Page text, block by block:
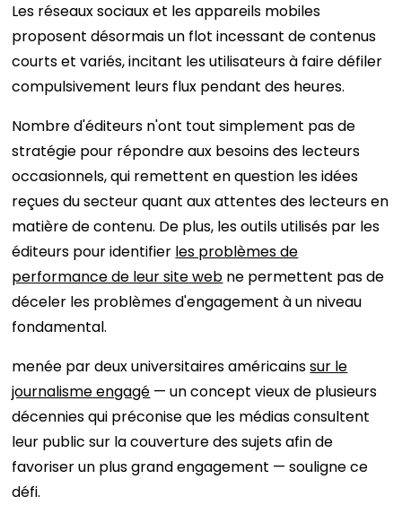
Les réseaux sociaux et les appareils mobiles
proposent désormais un flot incessant de contenus
courts et variés, incitant les utilisateurs à faire défiler
compulsivement leurs flux pendant des heures.
Nombre d'éditeurs n'ont tout simplement pas de
stratégie pour répondre aux besoins des lecteurs
occasionnels, qui remettent en question les idées
reçues du secteur quant aux attentes des lecteurs en
matière de contenu. De plus, les outils utilisés par les
éditeurs pour identifier les problèmes de
performance de leur site web ne permettent pas de
déceler les problèmes d'engagement à un niveau
fondamental.
menée par deux universitaires américainssur le
journalisme engagé — un concept vieux de plusieurs
décennies qui préconise que les médias consultent
leur public sur la couverture des sujets afin de
favoriser un plus grand engagement — souligne ce
défi.